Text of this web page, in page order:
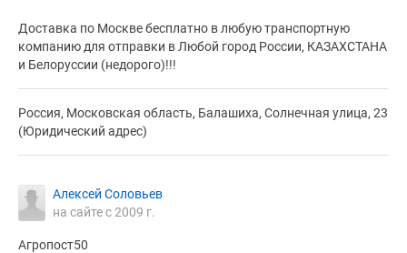
Доставка по Москве бесплатно в любую транспортную
компанию для отправки в Любой город России, КАЗАХСТАНА
и Белоруссии (недорого)!!!
Россия, Московская область, Балашиха, Солнечная улица, 23
(Юридический адрес)
Алексей Соловьев
на сайте с 2009 г.
Агропост50